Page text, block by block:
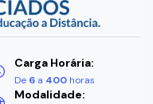
Carga Horária:
De 6 a 400 horas
Modalidade: